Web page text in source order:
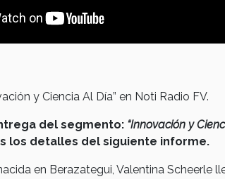
y Ciencia Al Día” en Noti Radio FV.
del segmento: “Innovación y
los detalles del siguiente informe.
en Berazategui, Valentina Scheerle